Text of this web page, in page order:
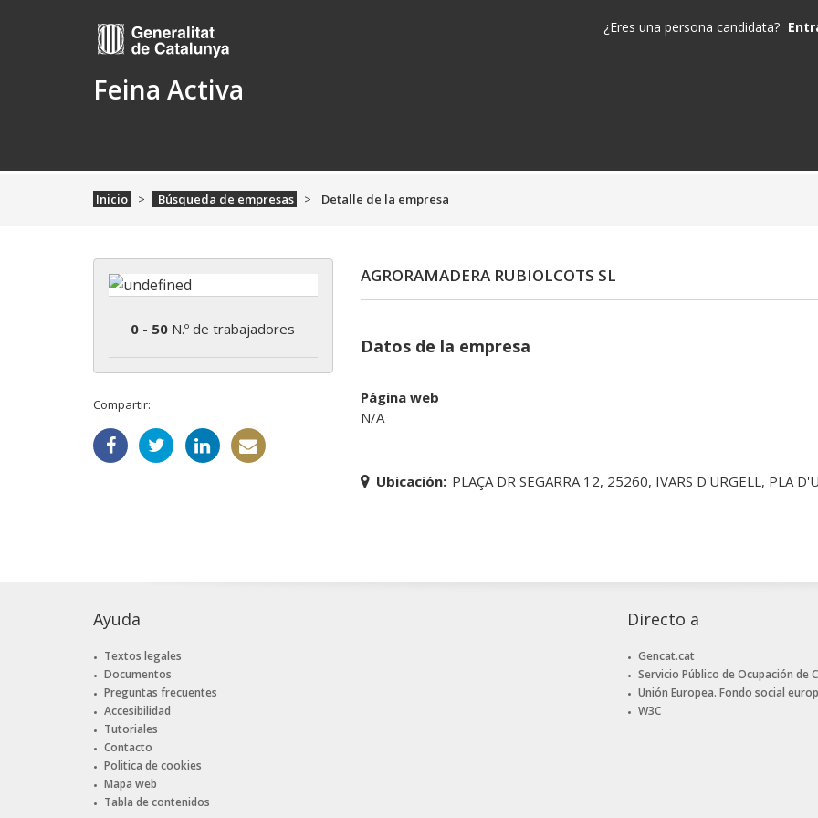
Feina Activa
¿Eres una persona candidata?
Inicio Búsqueda de empresas Detalle de la empresa
0 - 50 N.º de trabajadores
Compartir:
AGRORAMADERA RUBIOLCOTS SL
Datos de la empresa
Página web
N/A
Ubicación: PLAÇA DR SEGARRA 12, 25260, IVARS D'URGELL, PLA
Ayuda
Textos legales
Documentos
Preguntas frecuentes
Accesibilidad
Tutoriales
Contacto
Politica de cookies
Mapa web
Tabla de contenidos
Directo a
Gencat.cat
Servicio Público de Ocupación de
Unión Europea. Fondo social
W3C